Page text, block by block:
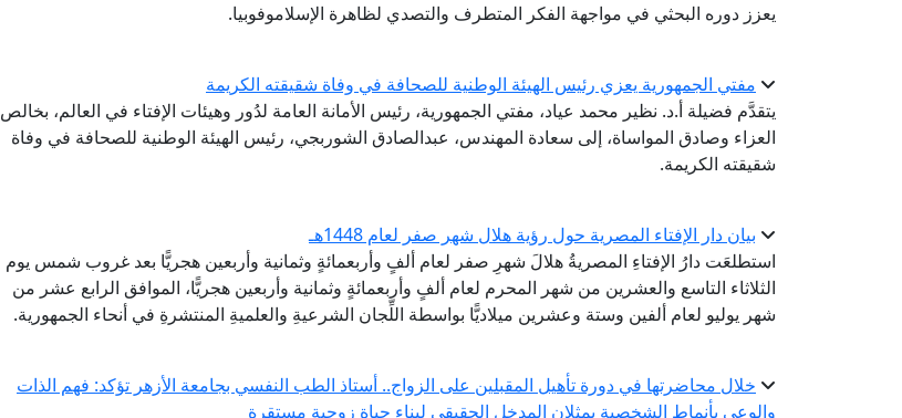
يعزز دوره البحثي في مواجهة الفكر المتطرف والتصدي لظاهرة الإسلاموفوبيا.
مفتي الجمهورية يعزي رئيس الهيئة الوطنية للصحافة في وفاة شقيقته الكريمة
يتقدَّم فضيلة أ.د. نظير محمد عياد، مفتي الجمهورية، رئيس الأمانة العامة لدُور وهيئات الإفتاء في العالم، بخالص
العزاء وصادق المواساة، إلى سعادة المهندس، عبدالصادق الشوربجي، رئيس الهيئة الوطنية للصحافة في وفاة
شقيقته الكريمة.
بيان دار الإفتاء المصرية حول رؤية هلال شهر صفر لعام 1448هـ
استطلعَت دارُ الإفتاءِ المصريةُ هلالَ شهرِ صفر لعام ألفٍ وأربعمائةٍ وثمانية وأربعين هجريًّا بعد غروب شمس يوم
الثلاثاء التاسع والعشرين من شهر المحرم لعام ألفٍ وأربعمائةٍ وثمانية وأربعين هجريًّا، الموافق الرابع عشر من
شهر يوليو لعام ألفين وستة وعشرين ميلاديًّا بواسطة اللِّجان الشرعيةِ والعلميةِ المنتشرةِ في أنحاء الجمهورية.
خلال محاضرتها في دورة تأهيل المقبلين على الزواج.. أستاذ الطب النفسي بجامعة الأزهر تؤكد: فهم الذات
والوعي بأنماط الشخصية يمثلان المدخل الحقيقي لبناء حياة زوجية مستقرة